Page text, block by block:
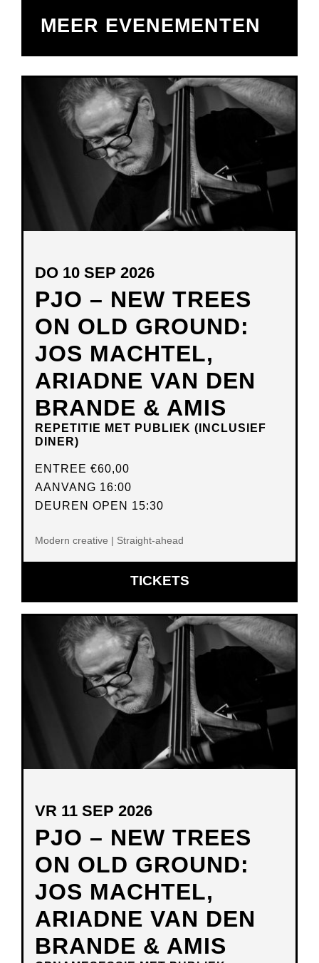
MEER EVENEMENTEN
PJO – NEW TREES
ON OLD GROUND:
JOS MACHTEL,
ARIADNE VAN DEN
BRANDE & AMIS
REPETITIE MET PUBLIEK (INCLUSIEF
DINER)
DO 10 SEP 2026
ENTREE €60,00
AANVANG 16:00
DEUREN OPEN 15:30
Modern creative | Straight-ahead
TICKETSOPENT
IN
NIEUW
VENSTER
PJO – NEW TREES
ON OLD GROUND:
JOS MACHTEL,
ARIADNE VAN DEN
BRANDE & AMIS
VR 11 SEP 2026